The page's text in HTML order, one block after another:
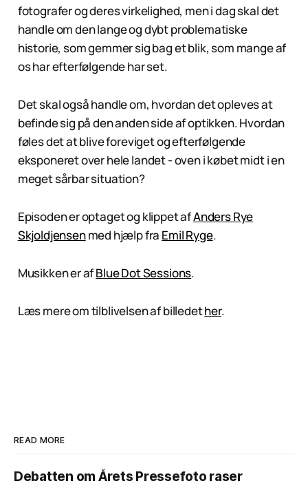
fotografer og deres virkelighed, men i dag skal det
handle om den lange og dybt problematiske
historie, som gemmer sig bag et blik, som mange af
os har efterfølgende har set.
Det skal også handle om, hvordan det opleves at
befinde sig på den anden side af optikken. Hvordan
føles det at blive foreviget og efterfølgende
eksponeret over hele landet - oven i købet midt i en
meget sårbar situation?
Episoden er optaget og klippet afAnders Rye
Skjoldjensenmed hjælp fra Emil Ryge.
Musikken er afBlue Dot Sessions.
Læs mere om tilblivelsen af billedether.
READ MORE
Debatten om Årets Pressefoto raser